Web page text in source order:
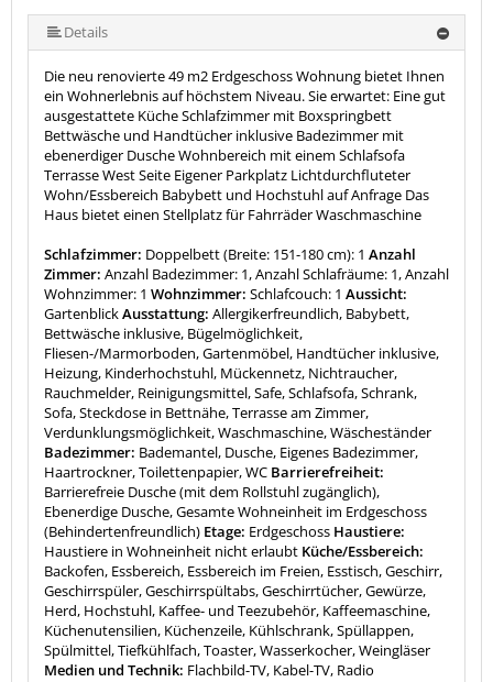
mehr (14 ) »
mehr (14 ) »
mehr (14 ) »
mehr (14 ) »
mehr (14 ) »
mehr (14 ) »
mehr (14 ) »
mehr (14 ) »
mehr (14 ) »
mehr (14 ) »
Details
Die neu renovierte 49 m2 Erdgeschoss Wohnung bietet Ihnen
ein Wohnerlebnis auf höchstem Niveau. Sie erwartet: Eine gut
ausgestattete Küche Schlafzimmer mit Boxspringbett
Bettwäsche und Handtücher inklusive Badezimmer mit
ebenerdiger Dusche Wohnbereich mit einem Schlafsofa
Terrasse West Seite Eigener Parkplatz Lichtdurchfluteter
Wohn/Essbereich Babybett und Hochstuhl auf Anfrage Das
Haus bietet einen Stellplatz für Fahrräder Waschmaschine
Schlafzimmer: Doppelbett (Breite: 151-180 cm): 1 Anzahl
Zimmer: Anzahl Badezimmer: 1, Anzahl Schlafräume: 1, Anzahl
Wohnzimmer: 1 Wohnzimmer: Schlafcouch: 1 Aussicht:
GartenblickAusstattung: Allergikerfreundlich, Babybett,
Bettwäsche inklusive, Bügelmöglichkeit,
Fliesen-/Marmorboden, Gartenmöbel, Handtücher inklusive,
Heizung, Kinderhochstuhl, Mückennetz, Nichtraucher,
Rauchmelder, Reinigungsmittel, Safe, Schlafsofa, Schrank,
Sofa, Steckdose in Bettnähe, Terrasse am Zimmer,
Verdunklungsmöglichkeit, Waschmaschine, Wäscheständer
Badezimmer: Bademantel, Dusche, Eigenes Badezimmer,
Haartrockner, Toilettenpapier, WC Barrierefreiheit:
Barrierefreie Dusche (mit dem Rollstuhl zugänglich),
Ebenerdige Dusche, Gesamte Wohneinheit im Erdgeschoss
(Behindertenfreundlich) Etage: Erdgeschoss Haustiere:
Haustiere in Wohneinheit nicht erlaubt Küche/Essbereich:
Backofen, Essbereich, Essbereich im Freien, Esstisch, Geschirr,
Geschirrspüler, Geschirrspültabs, Geschirrtücher, Gewürze,
Herd, Hochstuhl, Kaffee- und Teezubehör, Kaffeemaschine,
Küchenutensilien, Küchenzeile, Kühlschrank, Spüllappen,
Spülmittel, Tiefkühlfach, Toaster, Wasserkocher, Weingläser
Medien und Technik: Flachbild-TV, Kabel-TV, Radio